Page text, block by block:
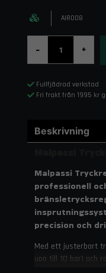
AIR008
- +
Fullfjädrad verkstad
Fri frakt från 1995 kr
Beskrivning
Malpassi
professionell
precision och
Med ett justerbart
upp till 10 bar) och